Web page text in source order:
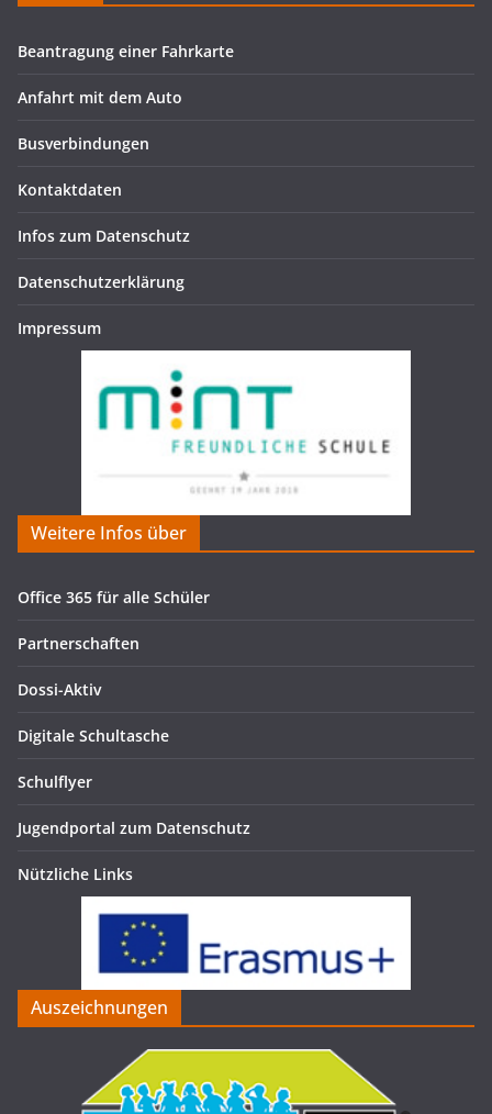
Beantragung einer Fahrkarte
Anfahrt mit dem Auto
Busverbindungen
Kontaktdaten
Infos zum Datenschutz
Datenschutzerklärung
Impressum
Weitere Infos über
Office 365 für alle Schüler
Partnerschaften
Dossi-Aktiv
Digitale Schultasche
Schulflyer
Jugendportal zum Datenschutz
Nützliche Links
Auszeichnungen